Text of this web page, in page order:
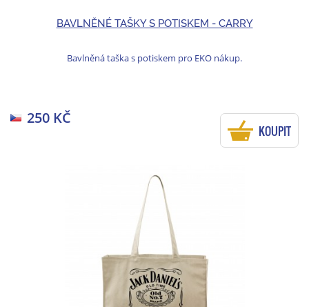
BAVLNĚNÉ TAŠKY S POTISKEM - CARRY
Bavlněná taška s potiskem pro EKO nákup.
250 KČ
KOUPIT